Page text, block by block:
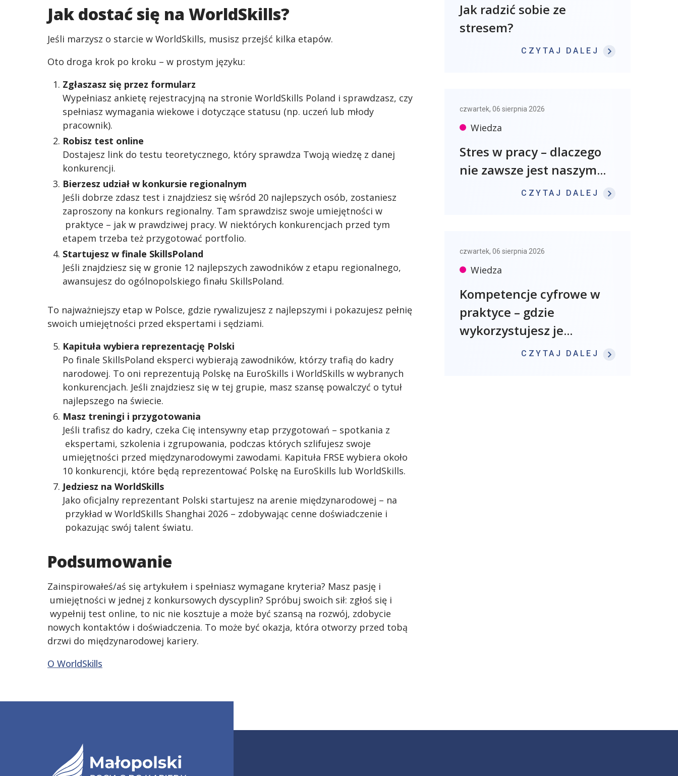
Jak dostać się na WorldSkills?
Jeśli marzysz o starcie w WorldSkills, musisz przejść kilka etapów.
Oto droga krok po kroku – w prostym języku:
Zgłaszasz się przez formularz
Wypełniasz ankietę rejestracyjną na stronie WorldSkills Poland i sprawdzasz, czy
spełniasz wymagania wiekowe i dotyczące statusu (np. uczeń lub młody
pracownik).
Robisz test online
Dostajesz link do testu teoretycznego, który sprawdza Twoją wiedzę z danej
konkurencji.
Bierzesz udział w konkursie regionalnym
Jeśli dobrze zdasz test i znajdziesz się wśród 20 najlepszych osób, zostaniesz
zaproszony na konkurs regionalny. Tam sprawdzisz swoje umiejętności w
praktyce – jak w prawdziwej pracy. W niektórych konkurencjach przed tym
etapem trzeba też przygotować portfolio.
Startujesz w finale SkillsPoland
Jeśli znajdziesz się w gronie 12 najlepszych zawodników z etapu regionalnego,
awansujesz do ogólnopolskiego finału SkillsPoland.
To najważniejszy etap w Polsce, gdzie rywalizujesz z najlepszymi i pokazujesz pełnię
swoich umiejętności przed ekspertami i sędziami.
Kapituła wybiera reprezentację Polski
Po finale SkillsPoland eksperci wybierają zawodników, którzy trafią do kadry
narodowej. To oni reprezentują Polskę na EuroSkills i WorldSkills w wybranych
konkurencjach. Jeśli znajdziesz się w tej grupie, masz szansę powalczyć o tytuł
najlepszego na świecie.
Masz treningi i przygotowania
Jeśli trafisz do kadry, czeka Cię intensywny etap przygotowań – spotkania z
ekspertami, szkolenia i zgrupowania, podczas których szlifujesz swoje
umiejętności przed międzynarodowymi zawodami. Kapituła FRSE wybiera około
10 konkurencji, które będą reprezentować Polskę na EuroSkills lub WorldSkills.
Jedziesz na WorldSkills
Jako oficjalny reprezentant Polski startujesz na arenie międzynarodowej – na
przykład w WorldSkills Shanghai 2026 – zdobywając cenne doświadczenie i
pokazując swój talent światu.
Podsumowanie
Zainspirowałeś/aś się artykułem i spełniasz wymagane kryteria? Masz pasję i
umiejętności w jednej z konkursowych dyscyplin? Spróbuj swoich sił: zgłoś się i
wypełnij test online, to nic nie kosztuje a może być szansą na rozwój, zdobycie
nowych kontaktów i doświadczenia. To może być okazja, która otworzy przed tobą
drzwi do międzynarodowej kariery.
O WorldSkills
Jak radzić sobie ze
stresem?
CZYTAJ DALEJ : JAK RADZIĆ
czwartek, 06 sierpnia 2026
Wiedza
Stres w pracy – dlaczego
nie zawsze jest naszym...
CZYTAJ DALEJ : STRES W
czwartek, 06 sierpnia 2026
Wiedza
Kompetencje cyfrowe w
praktyce – gdzie
wykorzystujesz je...
CZYTAJ DALEJ :